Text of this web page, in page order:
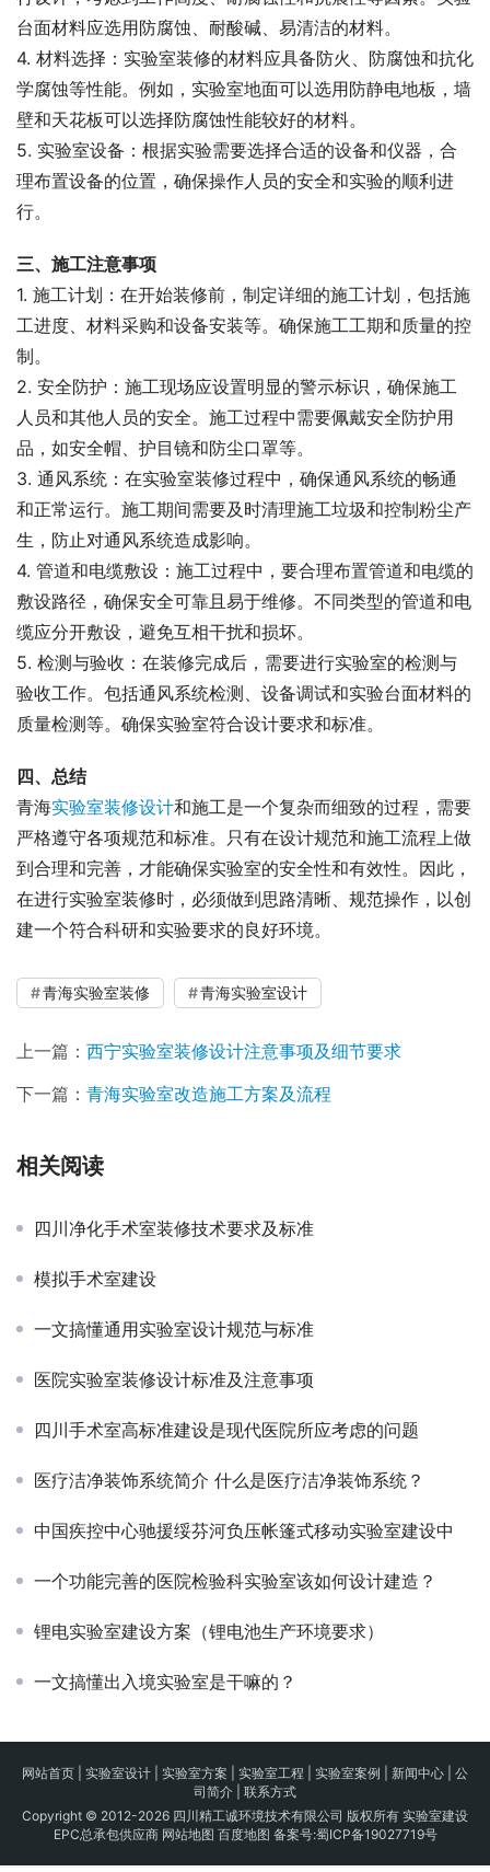
台面材料应选用防腐蚀、耐酸碱、易清洁的材料。
4. 材料选择：实验室装修的材料应具备防火、防腐蚀和抗化
学腐蚀等性能。例如，实验室地面可以选用防静电地板，墙
壁和天花板可以选择防腐蚀性能较好的材料。
5. 实验室设备：根据实验需要选择合适的设备和仪器，合
理布置设备的位置，确保操作人员的安全和实验的顺利进
行。
三、施工注意事项
1. 施工计划：在开始装修前，制定详细的施工计划，包括施
工进度、材料采购和设备安装等。确保施工工期和质量的控
制。
2. 安全防护：施工现场应设置明显的警示标识，确保施工
人员和其他人员的安全。施工过程中需要佩戴安全防护用
品，如安全帽、护目镜和防尘口罩等。
3. 通风系统：在实验室装修过程中，确保通风系统的畅通
和正常运行。施工期间需要及时清理施工垃圾和控制粉尘产
生，防止对通风系统造成影响。
4. 管道和电缆敷设：施工过程中，要合理布置管道和电缆的
敷设路径，确保安全可靠且易于维修。不同类型的管道和电
缆应分开敷设，避免互相干扰和损坏。
5. 检测与验收：在装修完成后，需要进行实验室的检测与
验收工作。包括通风系统检测、设备调试和实验台面材料的
质量检测等。确保实验室符合设计要求和标准。
四、总结
青海实验室装修设计和施工是一个复杂而细致的过程，需要
严格遵守各项规范和标准。只有在设计规范和施工流程上做
到合理和完善，才能确保实验室的安全性和有效性。因此，
在进行实验室装修时，必须做到思路清晰、规范操作，以创
建一个符合科研和实验要求的良好环境。
青海实验室装修 青海实验室设计
上一篇： 西宁实验室装修设计注意事项及细节要求
下一篇： 青海实验室改造施工方案及流程
相关阅读
四川净化手术室装修技术要求及标准
模拟手术室建设
一文搞懂通用实验室设计规范与标准
医院实验室装修设计标准及注意事项
四川手术室高标准建设是现代医院所应考虑的问题
医疗洁净装饰系统简介 什么是医疗洁净装饰系统？
中国疾控中心驰援绥芬河负压帐篷式移动实验室建设中
一个功能完善的医院检验科实验室该如何设计建造？
锂电实验室建设方案（锂电池生产环境要求）
一文搞懂出入境实验室是干嘛的？
网站首页 实验室设计 实验室方案 实验室工程 实验室案例 新闻中心
公
司简介
联系方式
Copyright © 2012-2026 四川精工诚环境技术有限公司 版权所有 实验室建设
EPC总承包供应商 网站地图 百度地图 备案号:蜀ICP备19027719号